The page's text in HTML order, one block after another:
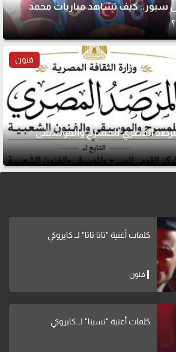
سبور.. كيف تشاهد مباريات محمد
فنون
المصري للمسرح والموسيقى
كلمات أغنية "تاتا تاتا" لــ كايروكي
فنون
كلمات أغنية "نسينا" لــ كايروكي